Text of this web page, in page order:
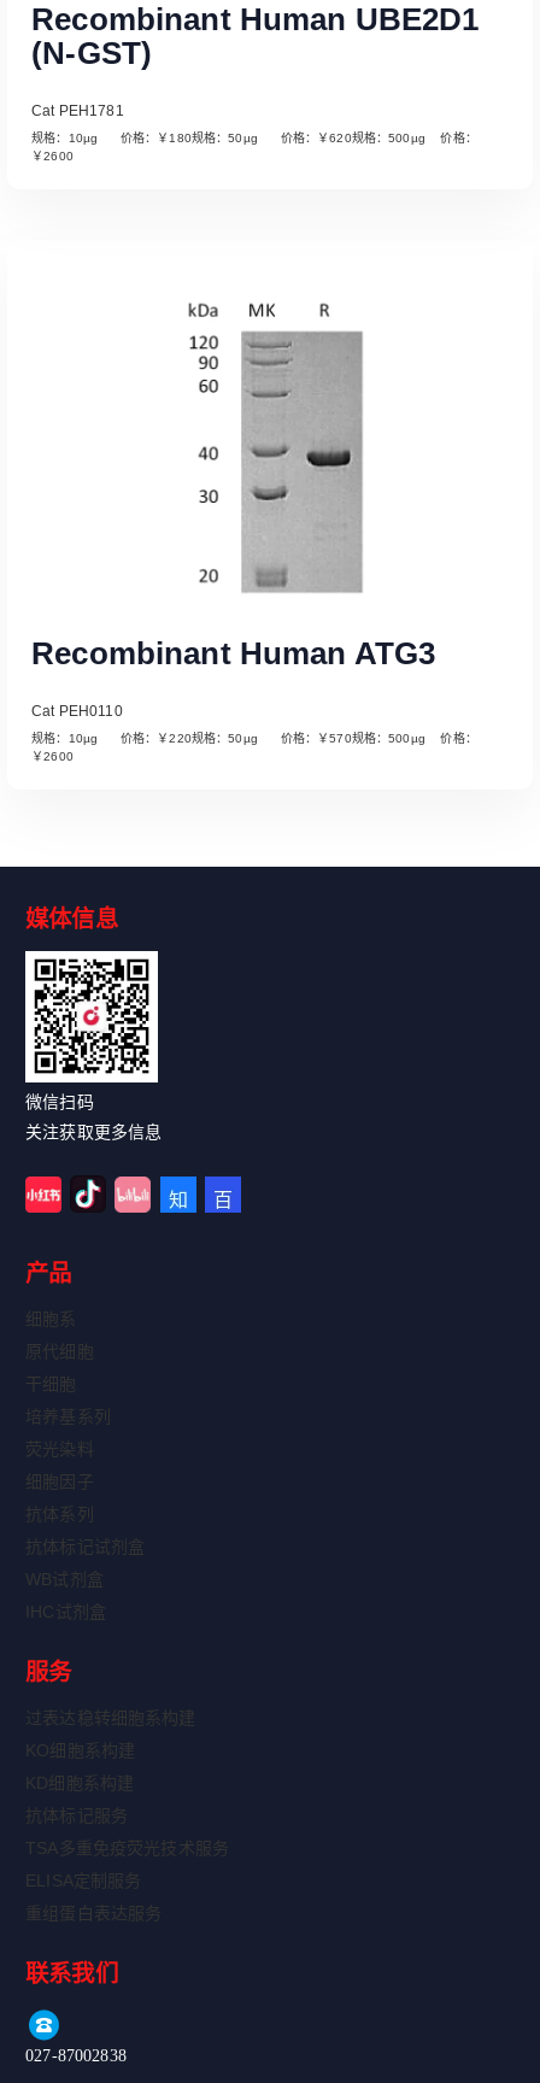
Read More
Recombinant Human UBE2D1
(N-GST)
Cat PEH1781
规格：10µg 价格：￥180规格：50µg 价格：￥620规格：500µg 价格：
￥2600
Recombinant Human ATG3
Cat PEH0110
规格：10µg 价格：￥220规格：50µg 价格：￥570规格：500µg 价格：
￥2600
媒体信息
微信扫码
关注获取更多信息
产品
细胞系
原代细胞
干细胞
培养基系列
荧光染料
细胞因子
抗体系列
抗体标记试剂盒
WB试剂盒
IHC试剂盒
服务
过表达稳转细胞系构建
KO细胞系构建
KD细胞系构建
抗体标记服务
TSA多重免疫荧光技术服务
ELISA定制服务
重组蛋白表达服务
联系我们
027-87002838